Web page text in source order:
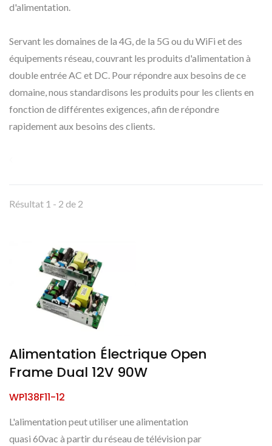
d'alimentation.
Servant les domaines de la 4G, de la 5G ou du WiFi et des
équipements réseau, couvrant les produits d'alimentation à
double entrée AC et DC. Pour répondre aux besoins de ce
domaine, nous standardisons les produits pour les clients en
fonction de différentes exigences, afin de répondre
rapidement aux besoins des clients.
Résultat 1 - 2 de 2
Alimentation Électrique Open
Frame Dual 12V 90W
WP138F11-12
L'alimentation peut utiliser une alimentation
quasi 60vac à partir du réseau de télévision par